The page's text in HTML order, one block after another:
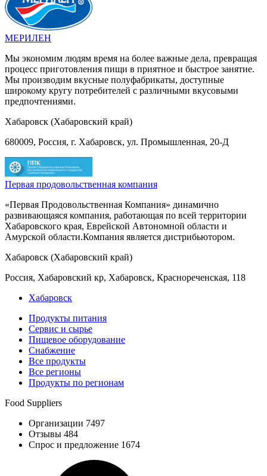
МЕРИЛЕН
Мы экономим людям время на более важные дела, превращая
процесс приготовления пищи в приятное и быстрое занятие.
Мы производим вкусные полуфабрикаты, доступные
широкому кругу потребителей с различными вкусовыми
предпочтениями.
Хабаровск (Хабаровский край)
680009, Россия, г. Хабаровск, ул. Промышленная, 20-Д
Первая продовольственная компания
«Первая Продовольственная Компания» динамично
развивающаяся компания, работающая по всей территории
Хабаровского края, Еврейской Автономной области и
Амурской области.Компания является дистрибьютором.
Хабаровск (Хабаровский край)
Россия, Хабаровский кр, Хабаровск, Краснореченская, 118
Хабаровск
Продукты питания
Сервис и сырье
Пищевое оборудование
Снабжение
Все продукты
Все регионы
Продукты по регионам
Food Suppliers
Организации 7497
Отзывы 484
Спрос и предложение 1674